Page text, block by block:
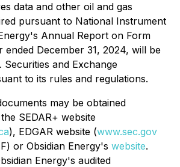
data and other oil and gas
pursuant to National Instrument
Annual Report on Form
December 31, 2024, will be
Securities and Exchange
to its rules and regulations.
may be obtained
SEDAR+ website
), EDGAR website (www.sec.gov
or Obsidian Energy's website.
Energy's audited